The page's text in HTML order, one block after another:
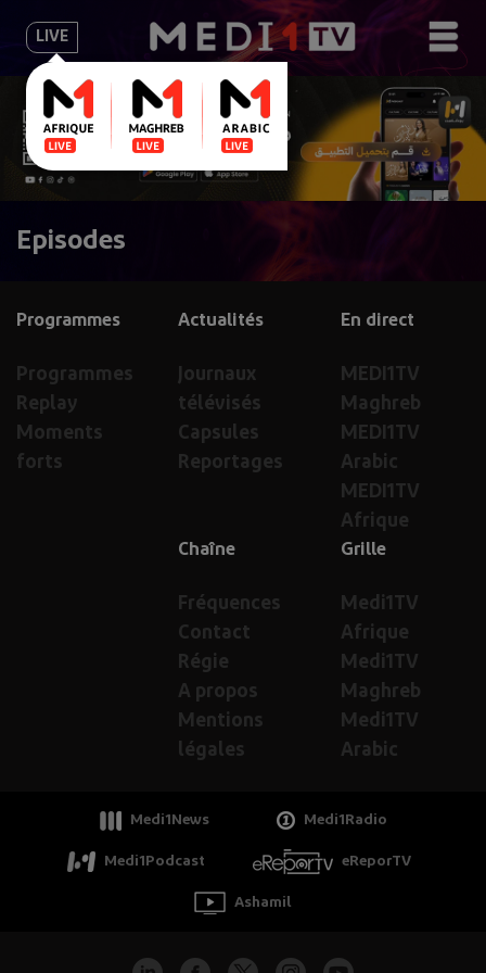
LIVE
Episodes
En direct
MEDI1TV
Maghreb
MEDI1TV
Arabic
MEDI1TV
Afrique
Actualités
Journaux
télévisés
Capsules
Reportages
Programmes
Programmes
Replay
Moments
forts
Grille
Medi1TV
Afrique
Medi1TV
Maghreb
Medi1TV
Arabic
Chaîne
Fréquences
Contact
Régie
A propos
Mentions
légales
Medi1News Medi1Radio
Medi1Podcast eReporTV
Ashamil